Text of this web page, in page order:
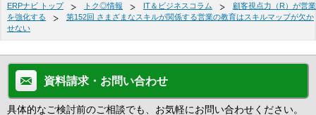
ERPナビ トップ トク◎情報 IT＆ビジネスコラム
顧客視点力（R）が営業
を強化する
第152回 さまざまなスキルが関係する営業の教育はスキルマップが欠か
せない
資料請求・お問い合わせ
具体的なご検討前のご相談でも、お気軽にお問い合わせください。